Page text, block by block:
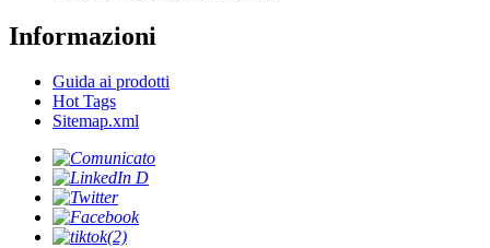
Informazioni
Guida ai prodotti
Hot Tags
Sitemap.xml